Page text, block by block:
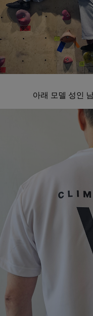
아래 모델 성인